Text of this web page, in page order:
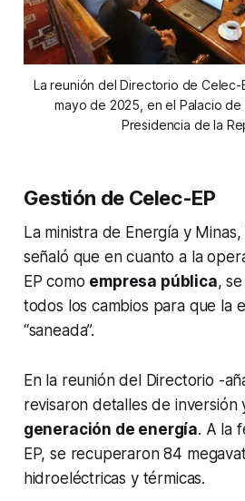
La reunión del Directorio de Celec-
mayo de 2025, en el Palacio
Presidencia de la
Gestión de Celec-EP
La ministra de Energía y Minas,
señaló que en cuanto a la
EP como empresa pública,
todos los cambios para que la
“saneada”.
En la reunión del Directorio -
revisaron detalles de
generación de energía. A la
EP, se recuperaron 84
hidroeléctricas y térmicas.